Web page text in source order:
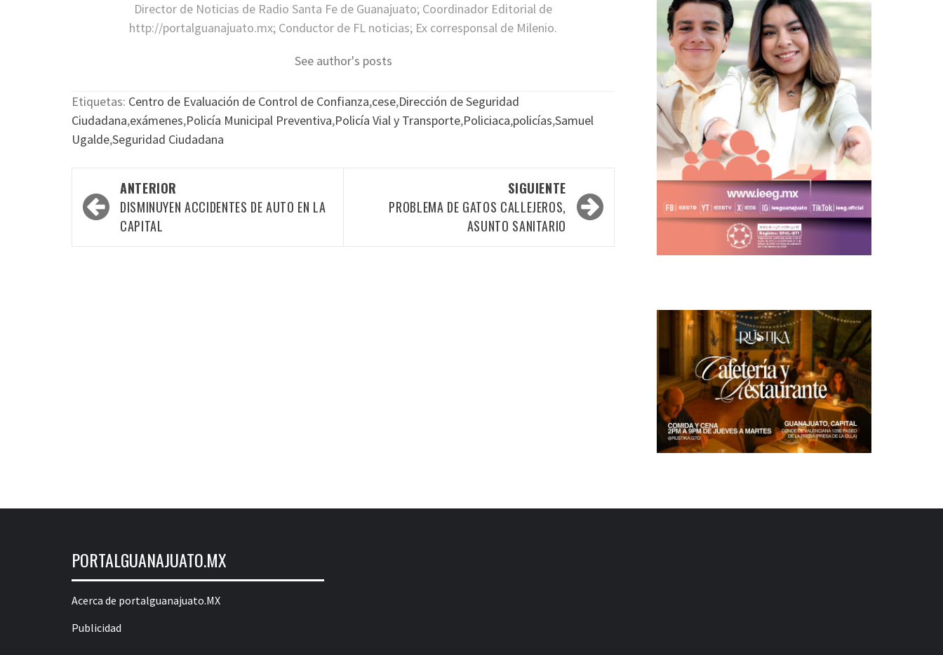
Director de Noticias de Radio Santa Fe de Guanajuato; Coordinador Editorial de
http://portalguanajuato.mx; Conductor de FL noticias; Ex corresponsal de Milenio.
See author's posts
Etiquetas: Centro de Evaluación de Control de Confianza,cese,Dirección de Seguridad
Ciudadana,exámenes,Policía Municipal Preventiva,Policía Vial y Transporte,Policiaca,policías,Samuel
Ugalde,Seguridad Ciudadana
Navegación
por
ANTERIOR
DISMINUYEN ACCIDENTES DE AUTO EN LA
CAPITAL
SIGUIENTE
PROBLEMA DE GATOS CALLEJEROS,
ASUNTO SANITARIO
PORTALGUANAJUATO.MX
Acerca de portalguanajuato.MX
Publicidad